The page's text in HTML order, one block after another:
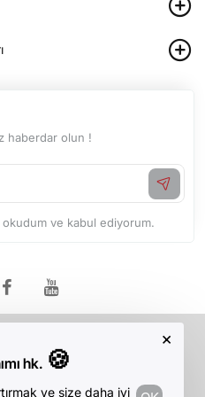
hk. 🍪
ve size daha iyi
×
haberdar olun !
ve kabul ediyorum.